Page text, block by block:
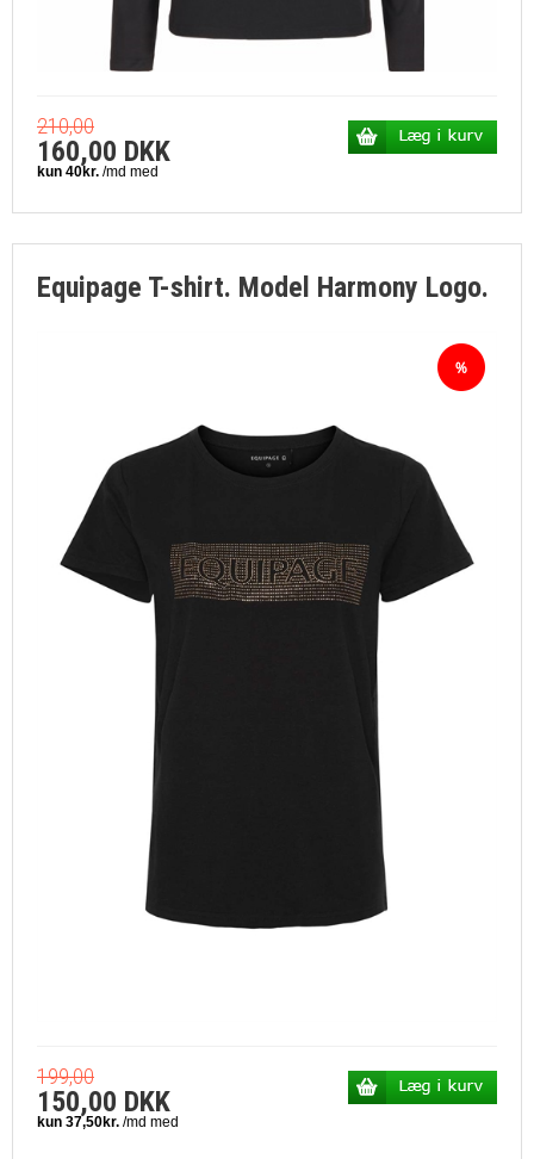
210,00
160,00 DKK
Equipage T-shirt. Model Harmony Logo.
199,00
150,00 DKK